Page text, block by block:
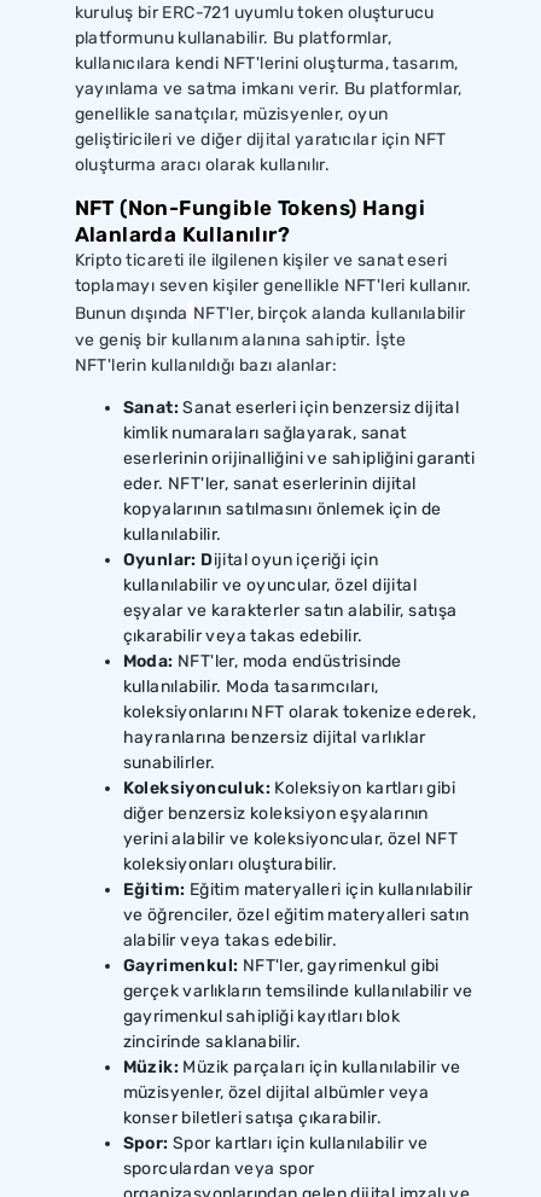
kuruluş bir ERC-721 uyumlu token oluşturucu
platformunu kullanabilir. Bu platformlar,
kullanıcılara kendi NFT'lerini oluşturma, tasarım,
yayınlama ve satma imkanı verir. Bu platformlar,
genellikle sanatçılar, müzisyenler, oyun
geliştiricileri ve diğer dijital yaratıcılar için NFT
oluşturma aracı olarak kullanılır.
NFT (Non-Fungible Tokens) Hangi
Alanlarda Kullanılır?
Kripto ticareti ile ilgilenen kişiler ve sanat eseri
toplamayı seven kişiler genellikle NFT'leri kullanır.
Bunun dışında NFT'ler, birçok alanda kullanılabilir
ve geniş bir kullanım alanına sahiptir. İşte
NFT'lerin kullanıldığı bazı alanlar:
Sanat:Sanat eserleri için benzersiz dijital
kimlik numaraları sağlayarak, sanat
eserlerinin orijinalliğini ve sahipliğini garanti
eder. NFT'ler, sanat eserlerinin dijital
kopyalarının satılmasını önlemek için de
kullanılabilir.
Oyunlar: Dijital oyun içeriği için
kullanılabilir ve oyuncular, özel dijital
eşyalar ve karakterler satın alabilir, satışa
çıkarabilir veya takas edebilir.
Moda: NFT'ler, moda endüstrisinde
kullanılabilir. Moda tasarımcıları,
koleksiyonlarını NFT olarak tokenize ederek,
hayranlarına benzersiz dijital varlıklar
sunabilirler.
Koleksiyonculuk: Koleksiyon kartları gibi
diğer benzersiz koleksiyon eşyalarının
yerini alabilir ve koleksiyoncular, özel NFT
koleksiyonları oluşturabilir.
Eğitim: Eğitim materyalleri için kullanılabilir
ve öğrenciler, özel eğitim materyalleri satın
alabilir veya takas edebilir.
Gayrimenkul: NFT'ler, gayrimenkul gibi
gerçek varlıkların temsilinde kullanılabilir ve
gayrimenkul sahipliği kayıtları blok
zincirinde saklanabilir.
Müzik: Müzik parçaları için kullanılabilir ve
müzisyenler, özel dijital albümler veya
konser biletleri satışa çıkarabilir.
Spor: Spor kartları için kullanılabilir ve
sporculardan veya spor